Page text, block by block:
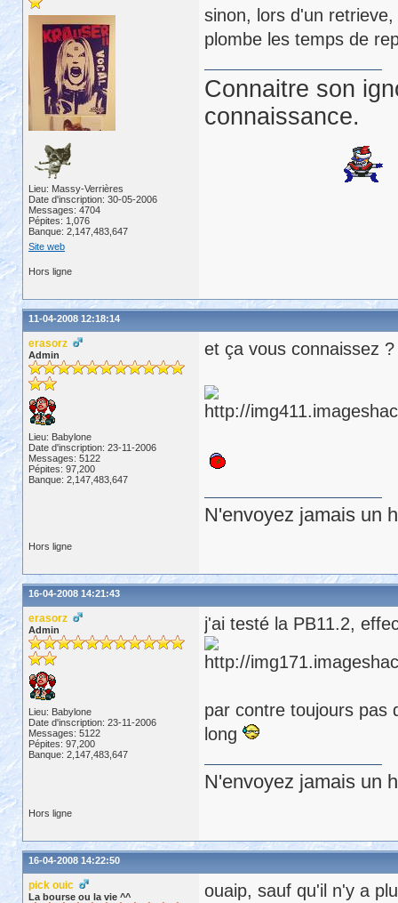
Lieu: Massy-Verrières
Date d'inscription: 30-05-2006
Messages: 4704
Pépites: 1,076
Banque: 2,147,483,647
Site web
sinon, lors d'un
plombe les temps de
Connaitre son
connaissance.
Hors ligne
11-04-2008 12:18:14
erasorz
Admin
Lieu: Babylone
Date d'inscription: 23-11-2006
Messages: 5122
Pépites: 97,200
Banque: 2,147,483,647
et ça vous connaissez
N'envoyez jamais un
Hors ligne
16-04-2008 14:21:43
erasorz
Admin
Lieu: Babylone
Date d'inscription: 23-11-2006
Messages: 5122
Pépites: 97,200
Banque: 2,147,483,647
j'ai testé la PB11.2,
par contre toujours pas
long
N'envoyez jamais un
Hors ligne
16-04-2008 14:22:50
pick ouic
La bourse ou la vie ^^
ouaip, sauf qu'il n'y a